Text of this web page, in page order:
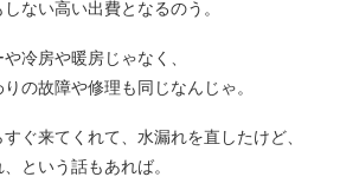
ない高い出費となるのう。
冷房や暖房じゃなく、
の故障や修理も同じなんじゃ。
ぐ来てくれて、水漏れを直したけど、
という話もあれば。